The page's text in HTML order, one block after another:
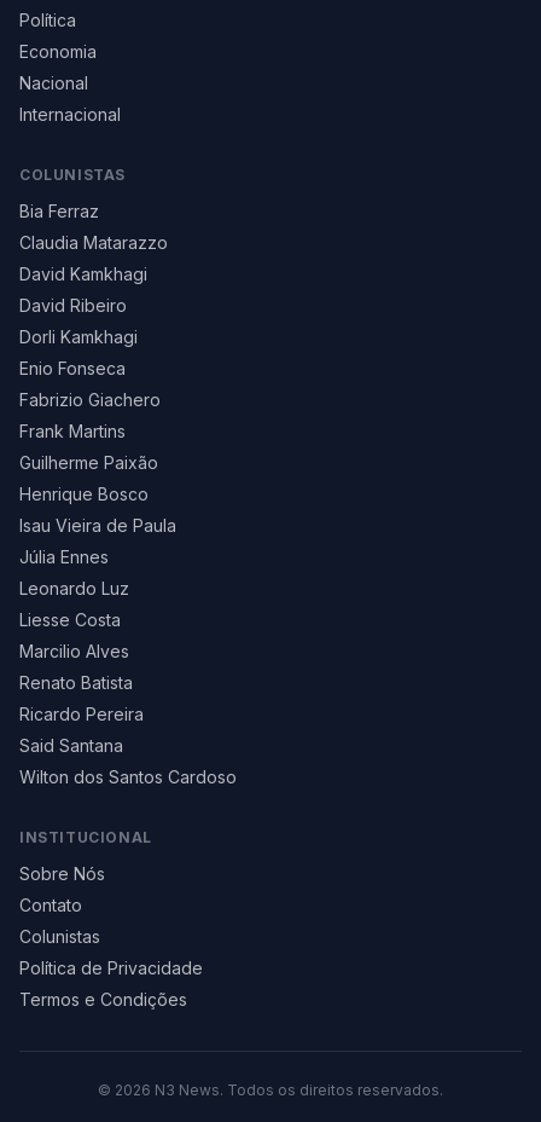
Política
Economia
Nacional
Internacional
COLUNISTAS
Bia Ferraz
Claudia Matarazzo
David Kamkhagi
David Ribeiro
Dorli Kamkhagi
Enio Fonseca
Fabrizio Giachero
Frank Martins
Guilherme Paixão
Henrique Bosco
Isau Vieira de Paula
Júlia Ennes
Leonardo Luz
Liesse Costa
Marcilio Alves
Renato Batista
Ricardo Pereira
Said Santana
Wilton dos Santos Cardoso
INSTITUCIONAL
Sobre Nós
Contato
Colunistas
Política de Privacidade
Termos e Condições
© 2026 N3 News. Todos os direitos reservados.